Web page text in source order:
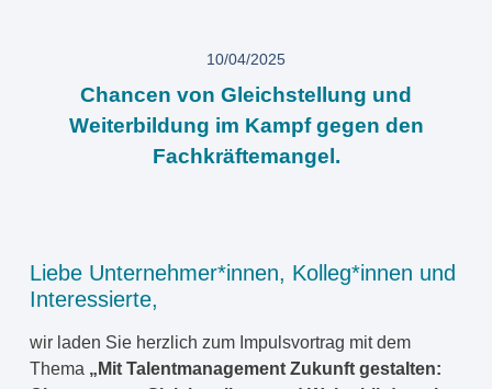
10/04/2025
Chancen von Gleichstellung und
Weiterbildung im Kampf gegen den
Fachkräftemangel.
Liebe Unternehmer*innen, Kolleg*innen und
Interessierte,
wir laden Sie herzlich zum Impulsvortrag mit dem
Thema „Mit Talentmanagement Zukunft gestalten: